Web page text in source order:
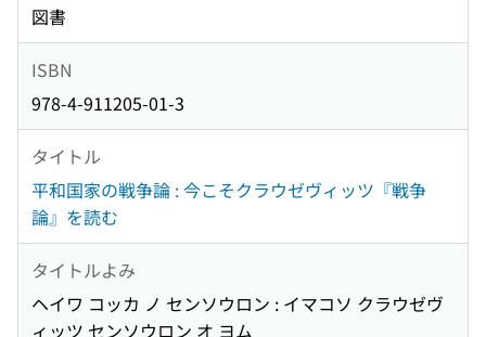
図書
ISBN
978-4-911205-01-3
タイトル
平和国家の戦争論 : 今こそクラウゼヴィッツ『戦争
論』を読む
タイトルよみ
ヘイワ コッカ ノ センソウロン : イマコソ クラウゼヴ
ィッツ センソウロン オ ヨム